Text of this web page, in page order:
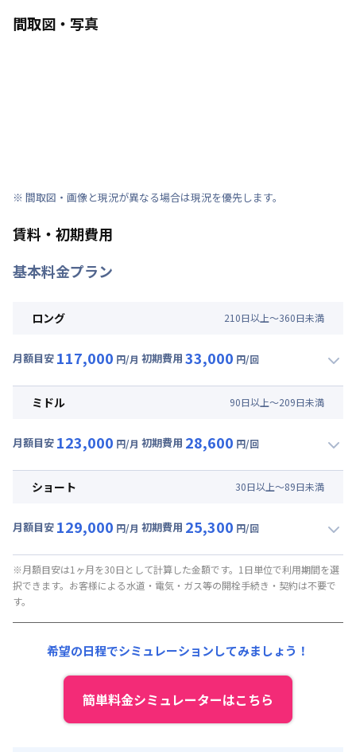
間取図・写真
※ 間取図・画像と現況が異なる場合は現況を優先します。
賃料・初期費用
基本料金プラン
ロング 210日以上～360日未満
月額目安 117,000 円/月 初期費用 33,000 円/回
月額賃料目安(30日利用)
光熱費他 : 18,000円/月
ミドル 90日以上～209日未満
月額目安 123,000 円/月 初期費用 28,600 円/回
月額賃料目安(30日利用)
光熱費他 : 18,000円/月
ショート 30日以上～89日未満
月額目安 129,000 円/月 初期費用 25,300 円/回
月額賃料目安(30日利用)
賃料 : 111,000円/月
光熱費他 :
※月額目安は1ヶ月を30日として計算した金額です。1日単位で利用期間を選
択できます。お客様による水道・電気・ガス等の開栓手続き・契約は不要で
す。
希望の日程でシミュレーションしてみましょう！
簡単料金シミュレーターはこちら